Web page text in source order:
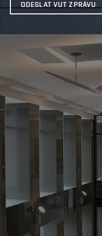
ODESLAT VUT ZPRÁVU